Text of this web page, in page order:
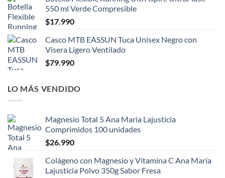
550 ml Verde Compresible
$17.990
Casco MTB EASSUN Tuca Unisex Negro con
Visera Ligero Ventilado
$79.990
LO MÁS VENDIDO
Magnesio Total 5 Ana María Lajusticia
Comprimidos 100 unidades
$26.990
Colágeno con Magnesio y Vitamina C Ana María
Lajusticia Polvo 350g Sabor Fresa